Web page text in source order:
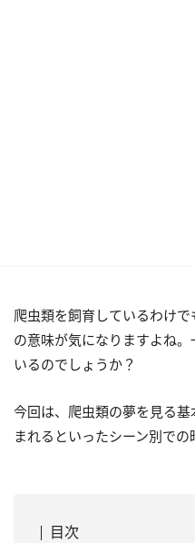
爬虫類を飼育しているわけ
の意味が気になりますよね
いるのでしょうか？
今回は、爬虫類の夢を見る
まれるといったシーン別での
目次